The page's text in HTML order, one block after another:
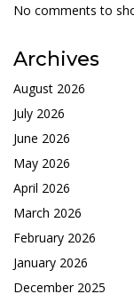
No comments to
Archives
August 2026
July 2026
June 2026
May 2026
April 2026
March 2026
February 2026
January 2026
December 2025